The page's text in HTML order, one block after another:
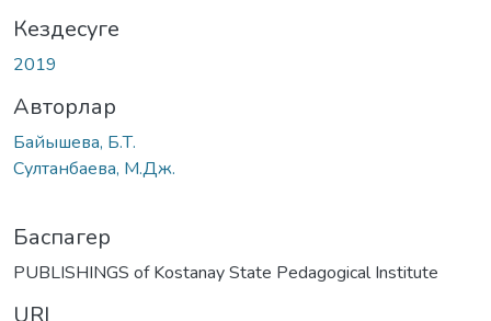
Кездесуге
2019
Авторлар
Байышева, Б.Т.
Султанбаева, М.Дж.
Баспагер
PUBLISHINGS of Kostanay State Pedagogical Institute
URI